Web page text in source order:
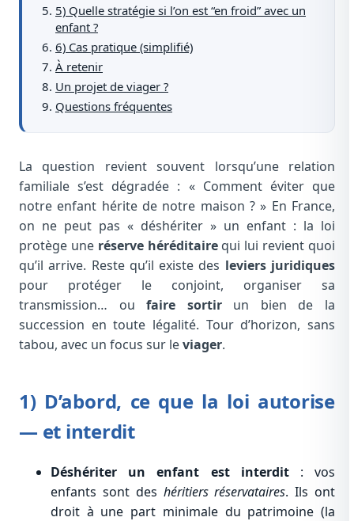
5) Quelle stratégie si l’on est “en froid” avec un
enfant ?
6) Cas pratique (simplifié)
À retenir
Un projet de viager ?
Questions fréquentes
La question revient souvent lorsqu’une relation
familiale s’est dégradée : « Comment éviter que
notre enfant hérite de notre maison ? » En France,
on ne peut pas « déshériter » un enfant : la loi
protège une réserve héréditairequi lui revient quoi
qu’il arrive. Reste qu’il existe des leviers juridiques
pour protéger le conjoint, organiser sa
transmission… oufaire sortirun bien de la
succession en toute légalité. Tour d’horizon, sans
tabou, avec un focus sur leviager.
1) D’abord, ce que la loi autorise
— et interdit
Déshériter un enfant est interdit: vos
enfants sont des héritiers réservataires. Ils ont
droit à une part minimale du patrimoine (la